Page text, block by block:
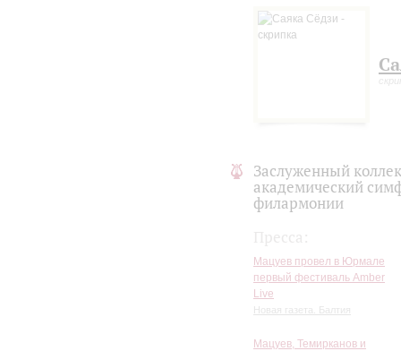
Заслуженный
академический
филармонии
Мацуев провел в Юрмале
первый фестиваль Amber
Live
Новая газета. Балтия
Мацуев, Темирканов и